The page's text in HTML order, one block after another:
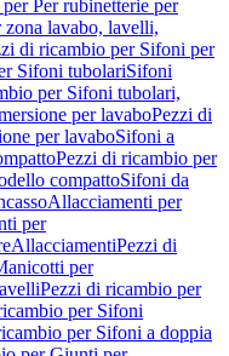
Per rubinetterie per
lavabo, lavelli,
di ricambio per Sifoni per
Sifoni tubolariSifoni
per Sifoni tubolari,
per lavaboPezzi di
per lavaboSifoni a
Pezzi di ricambio per
compattoSifoni da
Allacciamenti per
per
AllacciamentiPezzi di
per
Pezzi di ricambio per
per Sifoni
per Sifoni a doppia